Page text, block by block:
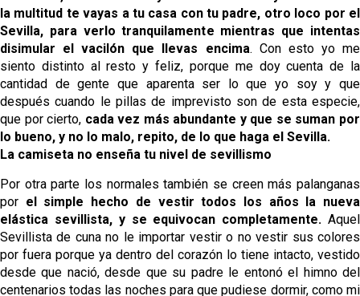
la multitud te vayas a tu casa con tu padre, otro loco por el
Sevilla, para verlo tranquilamente mientras que intentas
disimular el vacilón que llevas encima. Con esto yo me
siento distinto al resto y feliz, porque me doy cuenta de la
cantidad de gente que aparenta ser lo que yo soy y que
después cuando le pillas de imprevisto son de esta especie,
que por cierto, cada vez más abundante y que se suman por
lo bueno, y no lo malo, repito, de lo que haga el Sevilla.
La camiseta no enseña tu nivel de sevillismo
Por otra parte los normales también se creen más palanganas
por el simple hecho de vestir todos los años la nueva
elástica sevillista, y se equivocan completamente. Aquel
Sevillista de cuna no le importar vestir o no vestir sus colores
por fuera porque ya dentro del corazón lo tiene intacto, vestido
desde que nació, desde que su padre le entonó el himno del
centenarios todas las noches para que pudiese dormir, como mi